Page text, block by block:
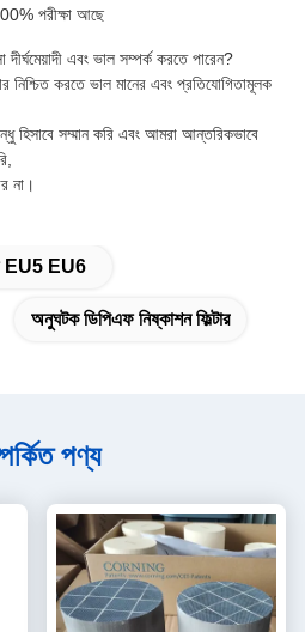
পরীক্ষা আছে
এবং ভাল সম্পর্ক করতে পারেন?
করতে ভাল মানের এবং প্রতিযোগিতামূলক
হিসাবে সম্মান করি এবং আমরা আন্তরিকভাবে
না।
EU5 EU6
অনুঘটক ডিপিএফ নিষ্কাশন ফিল্টার
পণ্য